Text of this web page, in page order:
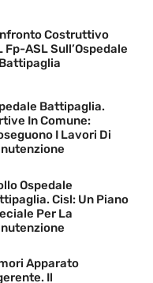
Costruttivo
Fp-ASL Sull’Ospedale
Battipaglia.
In Comune:
I Lavori Di
Ospedale
Cisl: Un Piano
Per La
Apparato
Il